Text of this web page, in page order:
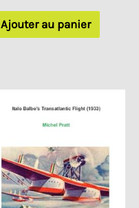
Ajouter au panier